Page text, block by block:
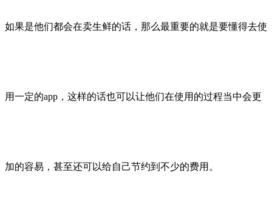
如果是他们都会在卖生鲜的话，那么最重要的就是要懂得去使
用一定的app，这样的话也可以让他们在使用的过程当中会更
加的容易，甚至还可以给自己节约到不少的费用。